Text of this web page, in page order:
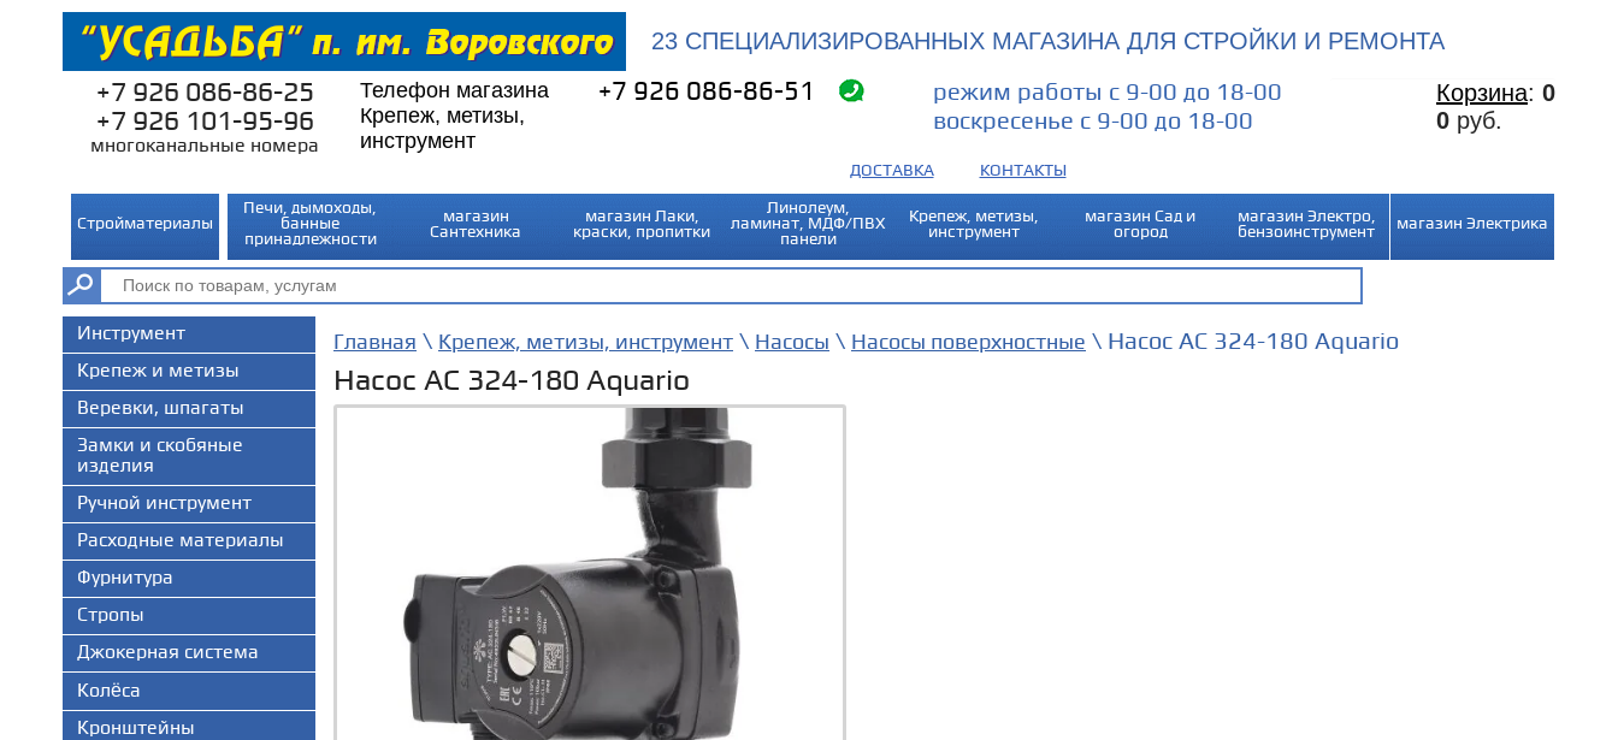
23 СПЕЦИАЛИЗИРОВАННЫХ МАГАЗИНА ДЛЯ СТРОЙКИ И РЕМОНТА
+7 926 086-86-25
+7 926 101-95-96
многоканальные номера
Телефон магазина
Крепеж, метизы,
инструмент
+7 926 086-86-51
режим работы с 9-00 до 18-00
воскресенье с 9-00 до 18-00
Корзина: 0
0 руб.
ДОСТАВКА КОНТАКТЫ
Стройматериалы
Печи, дымоходы,
банные
принадлежности
магазин
Сантехника
магазин Лаки,
краски, пропитки
Линолеум,
ламинат, МДФ/ПВХ
панели
Крепеж, метизы,
инструмент
магазин Сад и
огород
магазин Электро,
бензоинструмент
магазин Электрика
Главная \ Крепеж, метизы, инструмент \ Насосы \ Насосы поверхностные \ Насос АС 324-180 Aquario
Насос АС 324-180 Aquario
Инструмент
Крепеж и метизы
Веревки, шпагаты
Замки и скобяные
изделия
Ручной инструмент
Расходные материалы
Фурнитура
Стропы
Джокерная система
Колёса
Кронштейны